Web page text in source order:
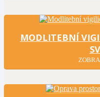
MODLITEBNÍ